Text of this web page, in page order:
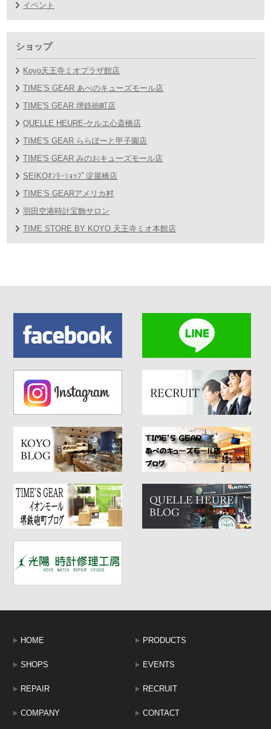
イベント
ショップ
Koyo天王寺ミオプラザ館店
TIME’S GEAR あべのキューズモール店
TIME'S GEAR 堺鉄砲町店
QUELLE HEURE-ケルエ心斎橋店
TIME'S GEAR ららぽーと甲子園店
TIME'S GEAR みのおキューズモール店
SEIKOｵﾝﾘｰｼｮｯﾌﾟ淀屋橋店
TIME’S GEARアメリカ村
羽田空港時計宝飾サロン
TIME STORE BY KOYO 天王寺ミオ本館店
HOME PRODUCTS
SHOPS EVENTS
REPAIR RECRUIT
COMPANY CONTACT